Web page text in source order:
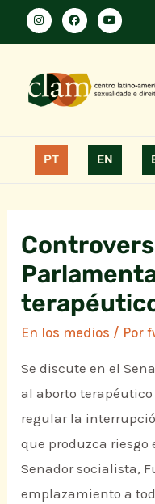
PT EN
En los medios / Por
Se discute en el
al aborto
regular la
que produzca riesgo
Senador socialista,
emplazamiento a